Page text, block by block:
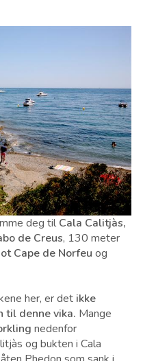
deg til Cala Calitjàs,
de Creus, 130 meter
Cape de Norfeu og
her, er det ikke
til denne vika. Mange
nedenfor
og bukten i Cala